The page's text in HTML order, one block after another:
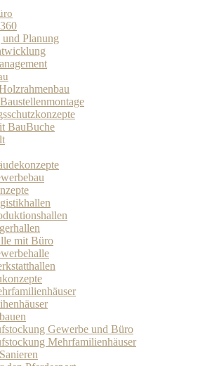
Planung
BauBuche
mit Büro
Gewerbe und Büro
Mehrfamilienhäuser